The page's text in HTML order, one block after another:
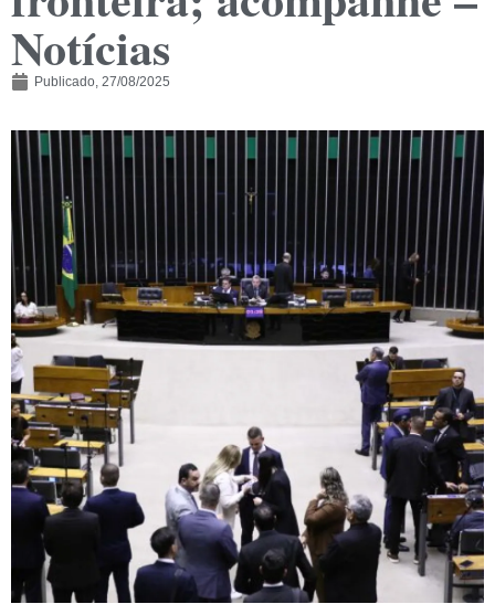
Notícias
Publicado, 27/08/2025